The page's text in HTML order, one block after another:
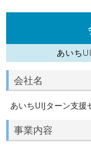
あいち
会社名
あいちUIJターン支援
事業内容